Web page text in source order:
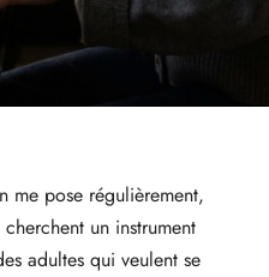
me pose régulièrement,
un instrument
adultes qui veulent se